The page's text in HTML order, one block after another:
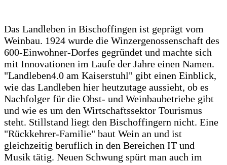
Das Landleben in Bischoffingen ist geprägt vom
Weinbau. 1924 wurde die Winzergenossenschaft des
600-Einwohner-Dorfes gegründet und machte sich
mit Innovationen im Laufe der Jahre einen Namen.
"Landleben4.0 am Kaiserstuhl" gibt einen Einblick,
wie das Landleben hier heutzutage aussieht, ob es
Nachfolger für die Obst- und Weinbaubetriebe gibt
und wie es um den Wirtschaftssektor Tourismus
steht. Stillstand liegt den Bischoffingern nicht. Eine
"Rückkehrer-Familie" baut Wein an und ist
gleichzeitig beruflich in den Bereichen IT und
Musik tätig. Neuen Schwung spürt man auch im